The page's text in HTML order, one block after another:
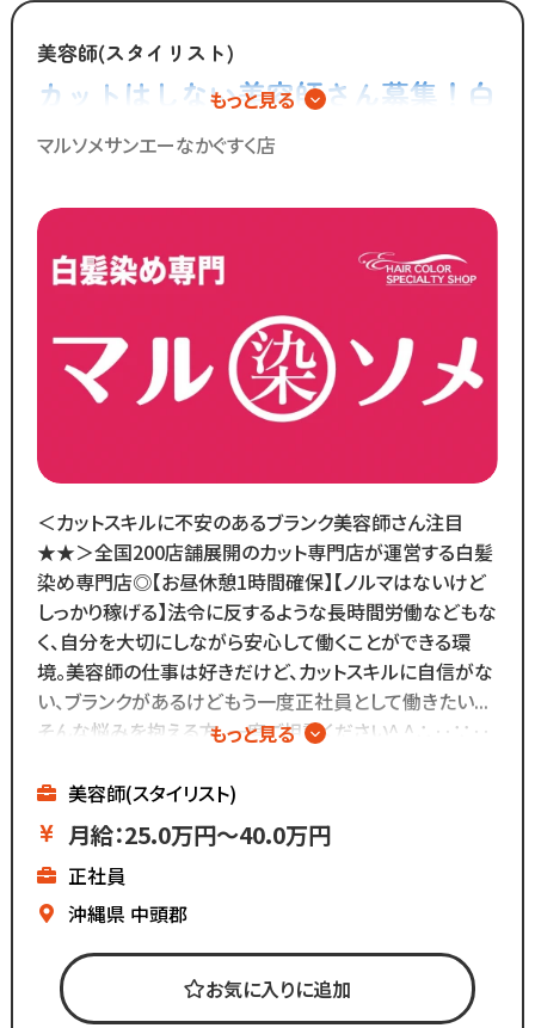
美容師(スタイリスト)
カットはしない美容師さん募集！白
髪染め専門店での正社員スタッフ◎
もっと見る
マルソメサンエーなかぐすく店
＜カットスキルに不安のあるブランク美容師さん注目
★★＞全国200店舗展開のカット専門店が運営する白髪
染め専門店◎【お昼休憩1時間確保】【ノルマはないけど
しっかり稼げる】法令に反するような長時間労働などもな
く、自分を大切にしながら安心して働くことができる環
境。美容師の仕事は好きだけど、カットスキルに自信がな
い、ブランクがあるけどもう一度正社員として働きたい...
そんな悩みを抱える方、一度ご相談ください^ ^∴‥∵‥
▼白髪染め専門店
▼ノルマはないけど
基本給が高いのでしっかり稼げる
▼残業ほぼなし
▼全国200店舗展開
∴‥∵‥∴‥∵‥∴‥
「美容師の仕事は好きだけど
もっと見る
美容師(スタイリスト)
月給：25.0万円～40.0万円
正社員
沖縄県 中頭郡
お気に入りに追加